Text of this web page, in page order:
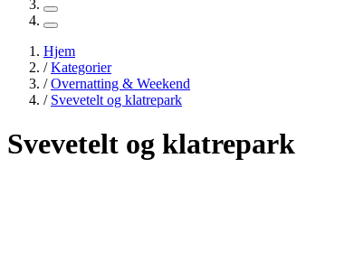
Hjem
/Kategorier
/Overnatting & Weekend
/ Svevetelt og klatrepark
Svevetelt og klatrepark